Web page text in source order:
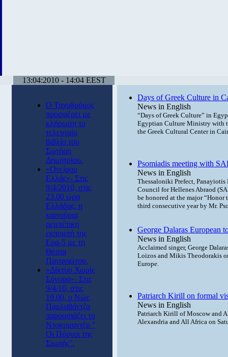
13:04:2010 - 14:04 EEST
Ο Ταχυδρόμος
προσφέρει με
κλήρωση το
τελευταίο
βιβλίο του
Σωτήρη
Δημητρίου.
«Ονείρου
Ελλάς»- Στις
9/4/2010, στις
23.00 ώρα
Ελλάδας, η
καινούρια
ρεμπέτικη
εκπομπή της
Ερα-5 με τη
Θέσια
Παναγιώτου.
«Δίκτυο Χωρίς
Σύνορα»- Στις
9/4/10, στις
19.00, ο Νώε
Παρλαβάντζα
παρουσιάζει το
Ντοκυμαντέρ "
Οι Πύργοι της
Σιωπής".
Days of Greek Culture in
News in English
“Days of Greek Culture” in
Egyptian Culture Ministry with
the Greek Cultural Center in
Psomiadis meeting with
News in English
Thessaloniki Prefect,
Council for Hellenes Abraod
be honored at the major “Honor
third consecutive year by Mr.
George Dalaras European
News in English
Acclaimed singer, George
Loizos and Mikis Theodorakis
Europe.
Patriarch Kirill on formal
News in English
Patriarch Kirill of Moscow and
Alexandria and All Africa on